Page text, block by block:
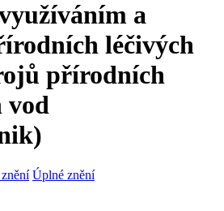
a
léčivých
přírodních
vod
Úplné znění